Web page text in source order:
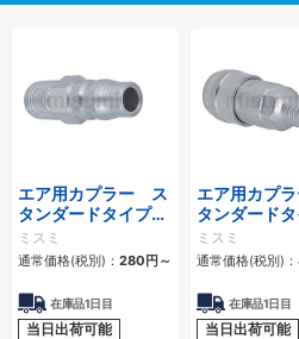
エア用カプラー ス
タンダードタイプ
おねじプラグ
ミスミ
通常価格(税別)： 280 円 ～
在庫品1日目
当日出荷可能
エア用カプ
タンダード
おねじソケッ
ミスミ
通常価格(税別)：
在庫品1日目
当日出荷可能